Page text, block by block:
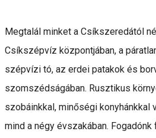
Megtalál minket a Csíkszeredától
Csíkszépvíz központjában, a
szépvízi tó, az erdei patakok és
szomszédságában. Rusztikus
szobáinkkal, minőségi konyhánkkal
mind a négy évszakában.